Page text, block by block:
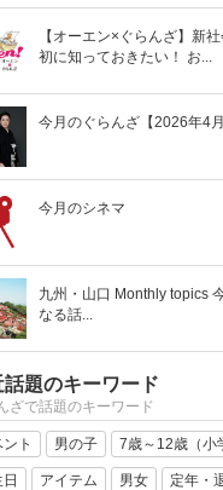
【オーエン×ぐらんざ】新
初に知っておきたい！ お...
今月のぐらんざ【2026年4月
今月のシネマ
九州・山口 Monthly topics
なる話...
話題のキーワード
ざで話題のキーワード
ト 男の子 7歳～12歳（小
アイテム 男女 定年・